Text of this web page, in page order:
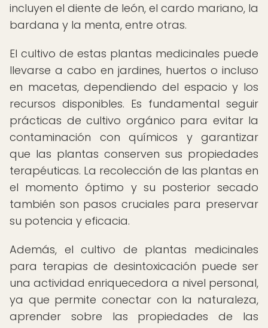
incluyen el diente de león, el cardo mariano, la
bardana y la menta, entre otras.
El cultivo de estas plantas medicinales puede
llevarse a cabo en jardines, huertos o incluso
en macetas, dependiendo del espacio y los
recursos disponibles. Es fundamental seguir
prácticas de cultivo orgánico para evitar la
contaminación con químicos y garantizar
que las plantas conserven sus propiedades
terapéuticas. La recolección de las plantas en
el momento óptimo y su posterior secado
también son pasos cruciales para preservar
su potencia y eficacia.
Además, el cultivo de plantas medicinales
para terapias de desintoxicación puede ser
una actividad enriquecedora a nivel personal,
ya que permite conectar con la naturaleza,
aprender sobre las propiedades de las